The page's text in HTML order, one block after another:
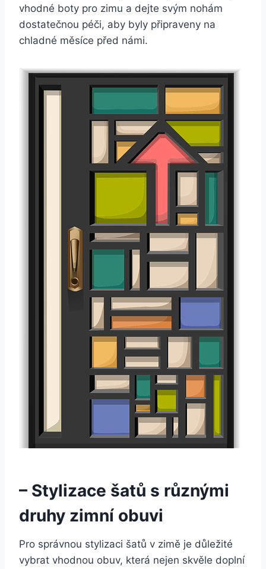
vhodné boty⁣ pro zimu a dejte svým ‌nohám
dostatečnou péči, aby byly připraveny na
chladné měsíce před námi.
– Stylizace šatů s různými
‍druhy zimní obuvi
Pro správnou⁣ stylizaci šatů ⁣v zimě je důležité
vybrat vhodnou obuv, která nejen skvěle doplní